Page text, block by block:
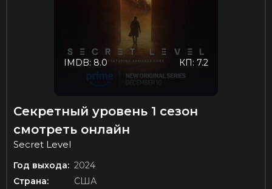
КП: 7.2
IMDB: 8.0
Секретный уровень 1 сезон
смотреть онлайн
Secret Level
Год выхода: 2024
Страна:
США